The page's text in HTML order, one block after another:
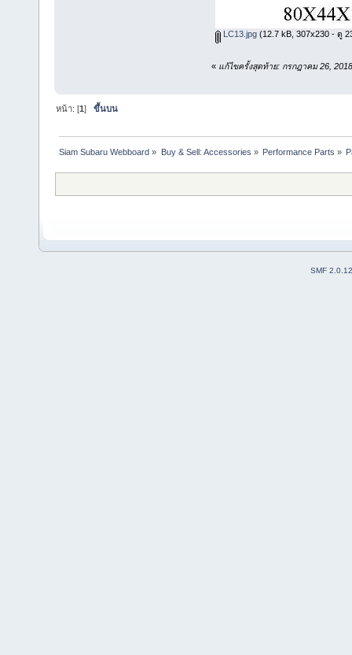
LC13.jpg(12.7 kB, 307x230 - ดู
« แก้ไขครั้งสุดท้าย: กรกฎาคม 26,
หน้า: [1]ขึ้นบน
Siam Subaru Webboard » Buy & Sell: Accessories » Performance Parts »
SMF 2.0.12